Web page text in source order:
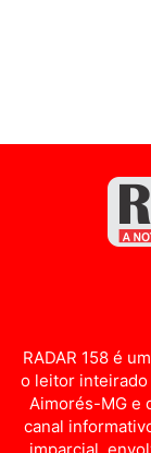
RADAR 158 é
o leitor inteirado
Aimorés-MG e
canal